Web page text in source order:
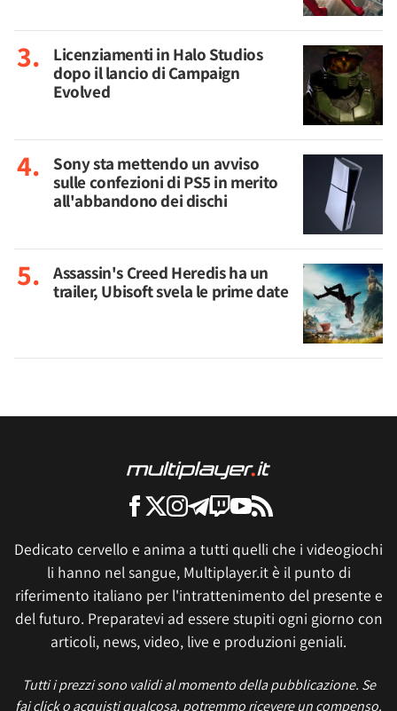
Licenziamenti in Halo Studios
dopo il lancio di Campaign
Evolved
Sony sta mettendo un avviso
sulle confezioni di PS5 in merito
all'abbandono dei dischi
Assassin's Creed Heredis ha un
trailer, Ubisoft svela le prime date
Dedicato cervello e anima a tutti quelli che i videogiochi
li hanno nel sangue, Multiplayer.it è il punto di
riferimento italiano per l'intrattenimento del presente e
del futuro. Preparatevi ad essere stupiti ogni giorno con
articoli, news, video, live e produzioni geniali.
Tutti i prezzi sono validi al momento della pubblicazione. Se
fai click o acquisti qualcosa, potremmo ricevere un compenso.